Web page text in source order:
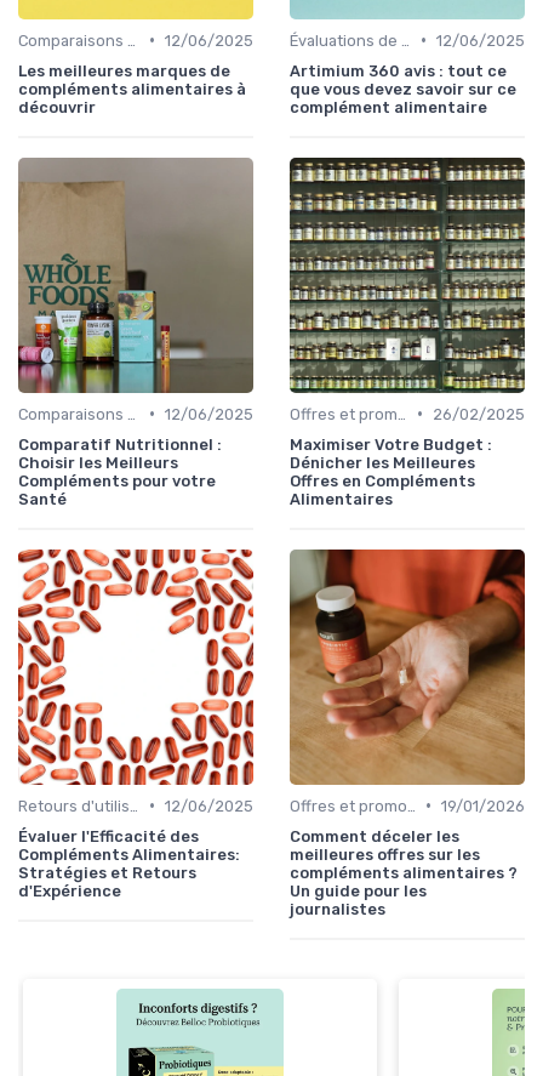
• 12/06/2025
Les meilleures marques de
compléments alimentaires à
découvrir
• 12/06/2025
Artimium 360 avis : tout ce
que vous devez savoir sur ce
complément alimentaire
• 12/06/2025
Comparatif Nutritionnel :
Choisir les Meilleurs
Compléments pour votre
Santé
•
26/02/2025
Maximiser Votre Budget :
Dénicher les Meilleures
Offres en Compléments
Alimentaires
• 12/06/2025
Évaluer l'Efficacité des
Compléments Alimentaires:
Stratégies et Retours
d'Expérience
• 19/01/2026
Comment déceler les
meilleures offres sur les
compléments alimentaires ?
Un guide pour les
journalistes